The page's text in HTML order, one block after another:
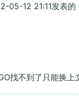
05-12 21:11发表
找不到了只能换上